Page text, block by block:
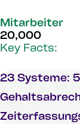
Mitarbeiter
20,000
Key Facts:
23 Systeme: